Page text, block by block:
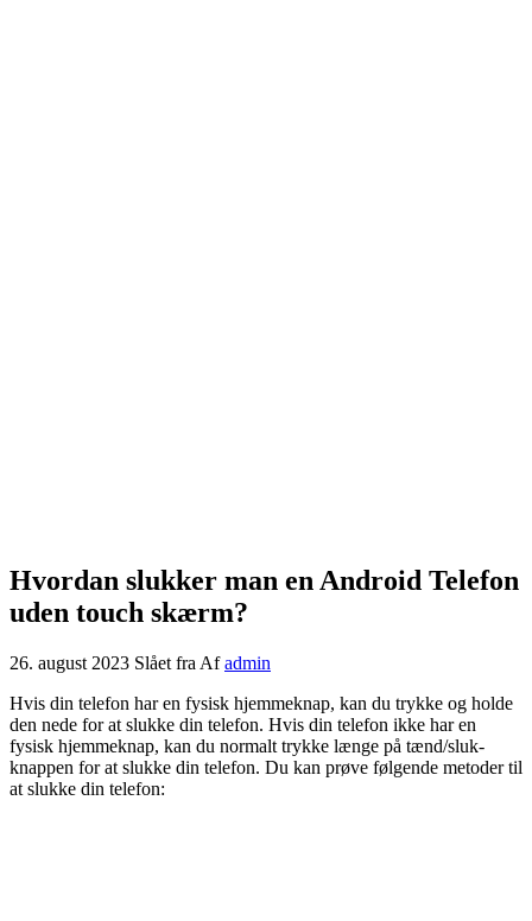
Hvordan slukker man en Android Telefon
uden touch skærm?
26. august 2023 Slået fra Af admin
Hvis din telefon har en fysisk hjemmeknap, kan du trykke og holde
den nede for at slukke din telefon. Hvis din telefon ikke har en
fysisk hjemmeknap, kan du normalt trykke længe på tænd/sluk-
knappen for at slukke din telefon. Du kan prøve følgende metoder til
at slukke din telefon: